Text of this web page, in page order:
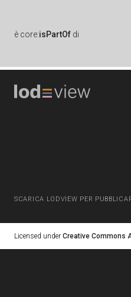
è core:isPartOf di
SCARICA LODVIEW PER
Licensed under Creative Commons